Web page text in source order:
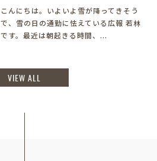
こんにちは。いよいよ雪が降ってきそう
で、雪の日の通勤に怯えている広報 若林
です。最近は朝起きる時間、...
VIEW ALL